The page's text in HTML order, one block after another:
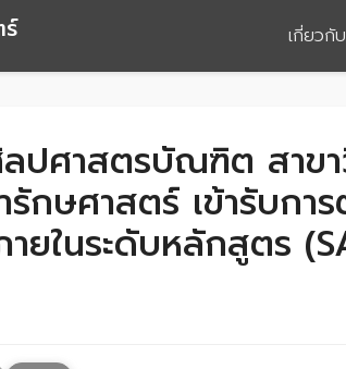
เกี่ยวกั
ปศาสตรบัณฑิต สาขา
กษศาสตร์ เข้ารับกา
ยในระดับหลักสูตร